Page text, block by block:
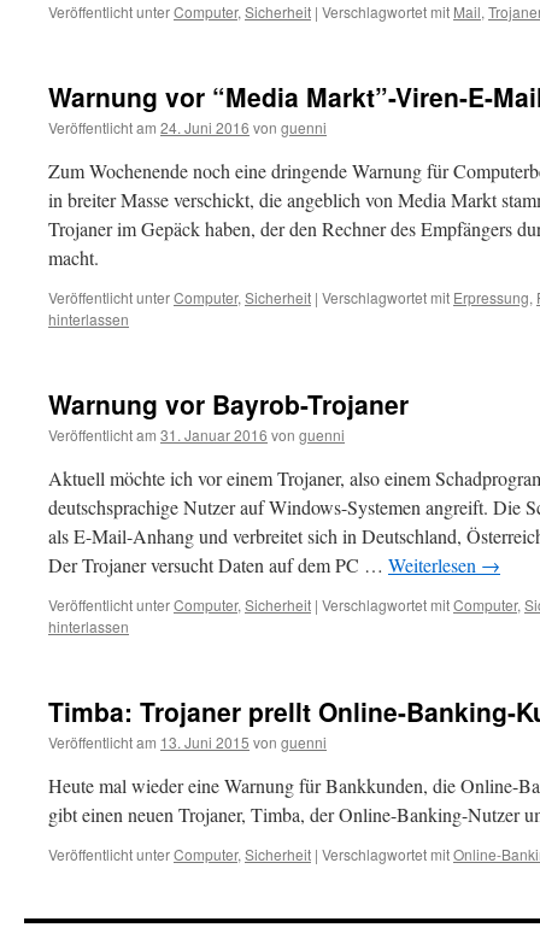
Veröffentlicht unterComputer, Sicherheit | Verschlagwortet mit Mail, Trojaner
Warnung vor “Media Markt”-Viren-E-
Veröffentlicht am 24. Juni 2016 von guenni
Zum Wochenende noch eine dringende Warnung für
in breiter Masse verschickt, die angeblich von Media Markt
Trojaner im Gepäck haben, der den Rechner des Empfängers
macht.
Veröffentlicht unterComputer, Sicherheit | Verschlagwortet mit Erpressung,
hinterlassen
Warnung vor Bayrob-Trojaner
Veröffentlicht am 31. Januar 2016 von guenni
Aktuell möchte ich vor einem Trojaner, also einem
deutschsprachige Nutzer auf Windows-Systemen angreift. Die
als E-Mail-Anhang und verbreitet sich in Deutschland,
Der Trojaner versucht Daten auf dem PC … Weiterlesen →
Veröffentlicht unterComputer, Sicherheit | Verschlagwortet mitComputer,
hinterlassen
Timba: Trojaner prellt Online-Banking-
Veröffentlicht am 13. Juni 2015 von guenni
Heute mal wieder eine Warnung für Bankkunden, die Online-
gibt einen neuen Trojaner, Timba, der Online-Banking-Nutzer
Veröffentlicht unterComputer, Sicherheit | Verschlagwortet mitOnline-